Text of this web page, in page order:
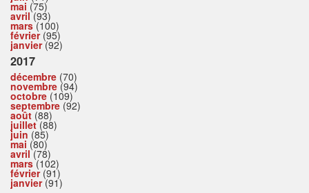
mai (75)
avril(93)
mars(100)
février(95)
janvier(92)
2017
décembre (70)
novembre (94)
octobre (109)
septembre (92)
août (88)
juillet(88)
juin (85)
mai (80)
avril(78)
mars(102)
février(91)
janvier(91)